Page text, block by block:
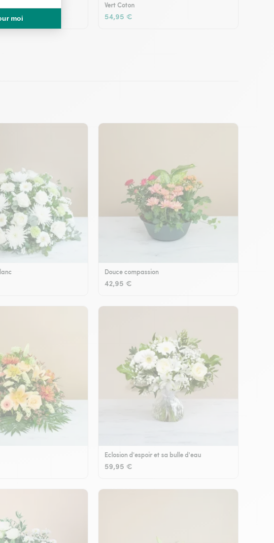
Vert Coton
54,95 €
Douce compassion
42,95 €
Eclosion d'espoir et sa bulle d'eau
59,95 €